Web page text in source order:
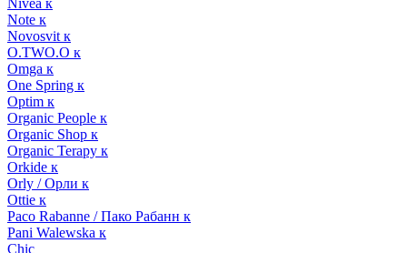
Nivea к
Note к
Novosvit к
O.TWO.O к
Omga к
One Spring к
Optim к
Organic People к
Organic Shop к
Organic Terapy к
Orkide к
Orly / Орли к
Ottie к
Paco Rabanne / Пако Рабанн к
Pani Walewska к
Chic